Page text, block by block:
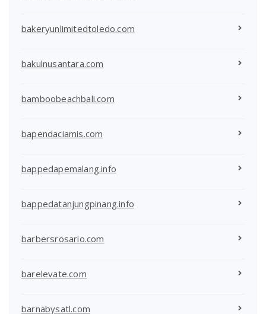
bakeryunlimitedtoledo.com
bakulnusantara.com
bamboobeachbali.com
bapendaciamis.com
bappedapemalang.info
bappedatanjungpinang.info
barbersrosario.com
barelevate.com
barnabysatl.com